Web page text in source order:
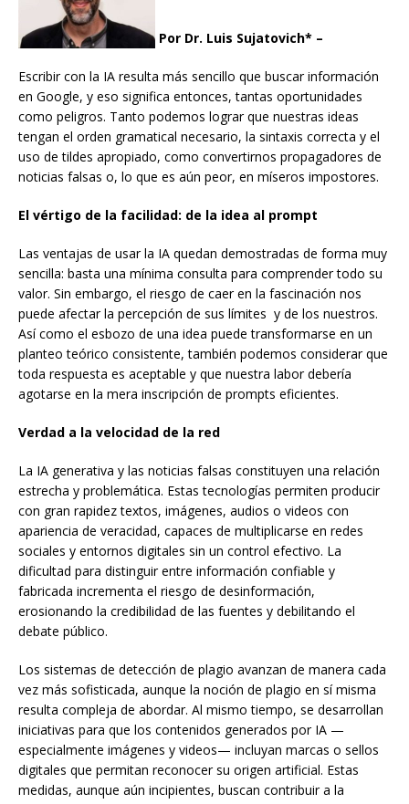
Por Dr. Luis Sujatovich* –
Escribir con la IA resulta más sencillo que buscar información
en Google, y eso significa entonces, tantas oportunidades
como peligros. Tanto podemos lograr que nuestras ideas
tengan el orden gramatical necesario, la sintaxis correcta y el
uso de tildes apropiado, como convertirnos propagadores de
noticias falsas o, lo que es aún peor, en míseros impostores.
El vértigo de la facilidad: de la idea al prompt
Las ventajas de usar la IA quedan demostradas de forma muy
sencilla: basta una mínima consulta para comprender todo su
valor. Sin embargo, el riesgo de caer en la fascinación nos
puede afectar la percepción de sus límites y de los nuestros.
Así como el esbozo de una idea puede transformarse en un
planteo teórico consistente, también podemos considerar que
toda respuesta es aceptable y que nuestra labor debería
agotarse en la mera inscripción de prompts eficientes.
Verdad a la velocidad de la red
La IA generativa y las noticias falsas constituyen una relación
estrecha y problemática. Estas tecnologías permiten producir
con gran rapidez textos, imágenes, audios o videos con
apariencia de veracidad, capaces de multiplicarse en redes
sociales y entornos digitales sin un control efectivo. La
dificultad para distinguir entre información confiable y
fabricada incrementa el riesgo de desinformación,
erosionando la credibilidad de las fuentes y debilitando el
debate público.
Los sistemas de detección de plagio avanzan de manera cada
vez más sofisticada, aunque la noción de plagio en sí misma
resulta compleja de abordar. Al mismo tiempo, se desarrollan
iniciativas para que los contenidos generados por IA —
especialmente imágenes y videos— incluyan marcas o sellos
digitales que permitan reconocer su origen artificial. Estas
medidas, aunque aún incipientes, buscan contribuir a la